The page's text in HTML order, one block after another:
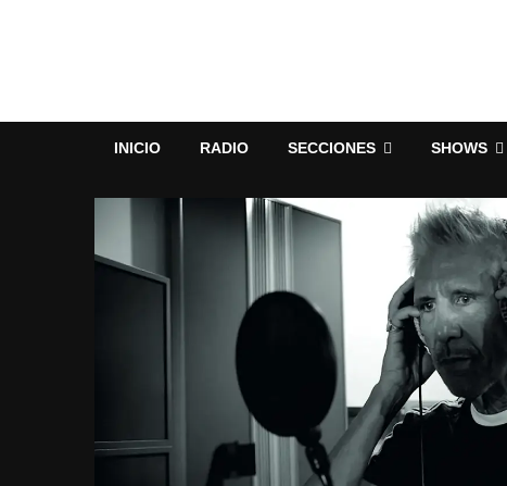
INICIO RADIO SECCIONES SHOWS